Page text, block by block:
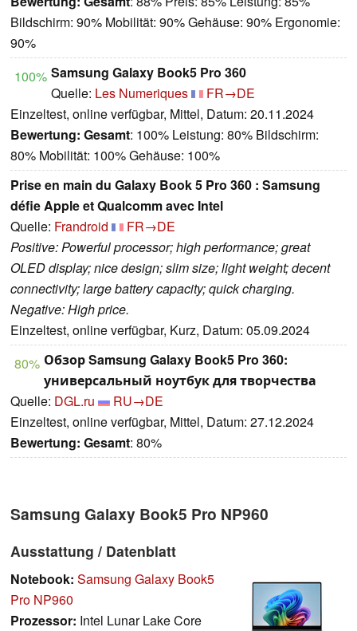
Bildschirm: 90% Mobilität: 90% Gehäuse: 90% Ergonomie:
90%
100% Samsung Galaxy Book5 Pro 360
Quelle: Les Numeriques
FR→DE
Einzeltest, online verfügbar, Mittel, Datum: 20.11.2024
Bewertung: Gesamt: 100% Leistung: 80% Bildschirm:
80% Mobilität: 100% Gehäuse: 100%
Prise en main du Galaxy Book 5 Pro 360 : Samsung
défie Apple et Qualcomm avec Intel
Quelle: Frandroid
FR→DE
Positive: Powerful processor; high performance; great
OLED display; nice design; slim size; light weight; decent
connectivity; large battery capacity; quick charging.
Negative: High price.
Einzeltest, online verfügbar, Kurz, Datum: 05.09.2024
80% Обзор Samsung Galaxy Book5 Pro 360:
универсальный ноутбук для творчества
Quelle: DGL.ru
RU→DE
Einzeltest, online verfügbar, Mittel, Datum: 27.12.2024
Bewertung: Gesamt: 80%
Samsung Galaxy Book5 Pro NP960
Ausstattung / Datenblatt
Notebook: Samsung Galaxy Book5
Pro NP960
Prozessor: Intel Lunar Lake Core